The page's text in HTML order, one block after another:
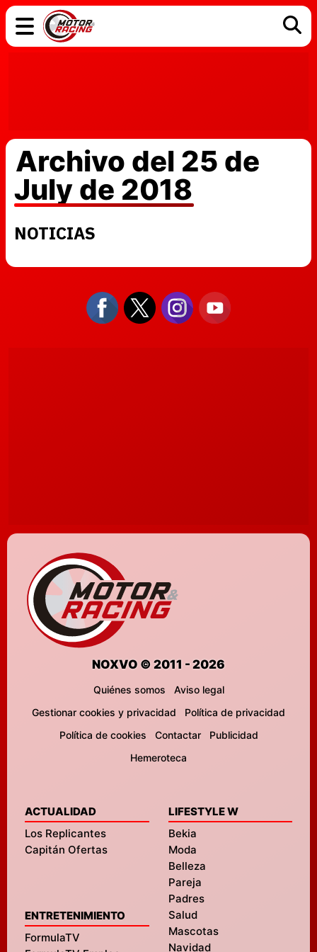
Archivo del 25 de
July de 2018
NOTICIAS
NOXVO © 2011 - 2026
Quiénes somos
Aviso legal
Gestionar cookies y privacidad
Política de privacidad
Política de cookies
Contactar
Publicidad
Hemeroteca
ACTUALIDAD
Los Replicantes
Capitán Ofertas
ENTRETENIMIENTO
FormulaTV
LIFESTYLE W
Bekia
Moda
Belleza
Pareja
Padres
Salud
Mascotas
Navidad